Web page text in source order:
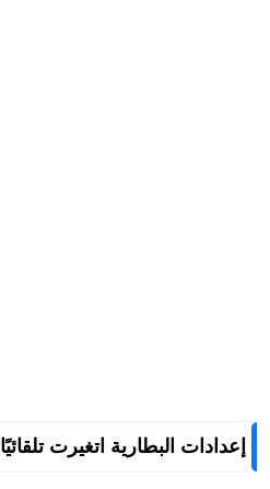
إعدادات البطارية اتغيرت تلقائيًا